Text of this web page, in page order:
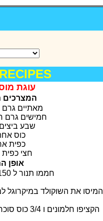
עוגת
:המצרכים
מאתיים גרם
חמישים גרם
שבע
כוס
כפית
חצי כפית
:אופן
חממו תנור ל 150 מעלות צלסיוס
המיסו את השוקולד במיקרוגל למשך 2 דקות על
הקציפו חלמונים ו 3/4 כוס סוכר עד לקבלת תערובת אוורירית